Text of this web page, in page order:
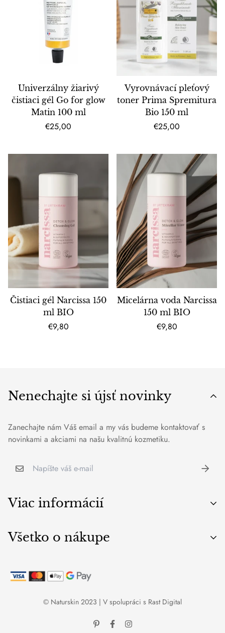
Univerzálny žiarivý
čistiaci gél Go for glow
Matin 100 ml
Bežná
€25,00
Vyrovnávací pleťový
toner Prima Spremitura
Bio 150 ml
Bežná
€25,00
Čistiaci gél Narcissa 150
ml BIO
Bežná
€9,80
Micelárna voda Narcissa
150 ml BIO
Bežná
€9,80
Viac informácií
O nás
Všetko o nákupe
Ochrana osobných údajov
Doprava a Platba
Nenechajte si újsť novinky
Zanechajte nám Váš email a my vás budeme kontaktovať s
novinkami a akciami na našu kvalitnú kozmetiku.
© Naturskin 2023 | V spolupráci s Rast Digital